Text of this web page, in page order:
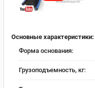
Основные характеристики:
Форма основания:
Грузоподъемность, кг: